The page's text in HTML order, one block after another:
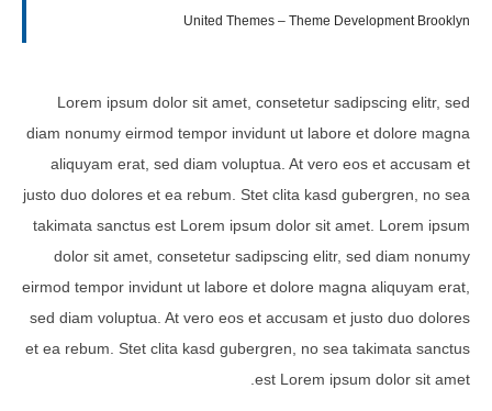
United Themes – Theme Development Brooklyn
Lorem ipsum dolor sit amet, consetetur sadipscing elitr, sed
diam nonumy eirmod tempor invidunt ut labore et dolore magna
aliquyam erat, sed diam voluptua. At vero eos et accusam et
justo duo dolores et ea rebum. Stet clita kasd gubergren, no sea
takimata sanctus est Lorem ipsum dolor sit amet. Lorem ipsum
dolor sit amet, consetetur sadipscing elitr, sed diam nonumy
eirmod tempor invidunt ut labore et dolore magna aliquyam erat,
sed diam voluptua. At vero eos et accusam et justo duo dolores
et ea rebum. Stet clita kasd gubergren, no sea takimata sanctus
est Lorem ipsum dolor sit amet.